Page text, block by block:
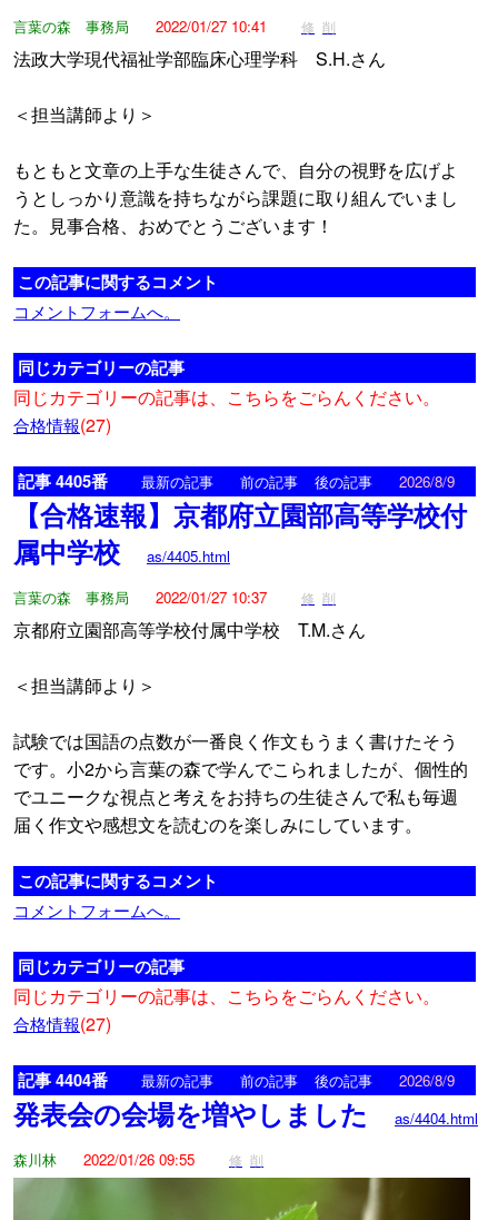
言葉の森 事務局
2022/01/27 10:41 修 削
法政大学現代福祉学部臨床心理学科 S.H.さん
＜担当講師より＞
もともと文章の上手な生徒さんで、自分の視野を広げよ
うとしっかり意識を持ちながら課題に取り組んでいまし
た。見事合格、おめでとうございます！
この記事に関するコメント
コメントフォームへ。
同じカテゴリーの記事
同じカテゴリーの記事は、こちらをごらんください。
合格情報(27)
記事 4405番 最新の記事 前の記事 後の記事 2026/8/9
【合格速報】京都府立園部高等学校付
属中学校
as/4405.html
言葉の森 事務局
2022/01/27 10:37 修 削
京都府立園部高等学校付属中学校 T.M.さん
＜担当講師より＞
試験では国語の点数が一番良く作文もうまく書けたそう
です。小2から言葉の森で学んでこられましたが、個性的
でユニークな視点と考えをお持ちの生徒さんで私も毎週
届く作文や感想文を読むのを楽しみにしています。
この記事に関するコメント
コメントフォームへ。
同じカテゴリーの記事
同じカテゴリーの記事は、こちらをごらんください。
合格情報(27)
記事 4404番 最新の記事 前の記事 後の記事 2026/8/9
発表会の会場を増やしました
as/4404.html
森川林
2022/01/26 09:55 修 削